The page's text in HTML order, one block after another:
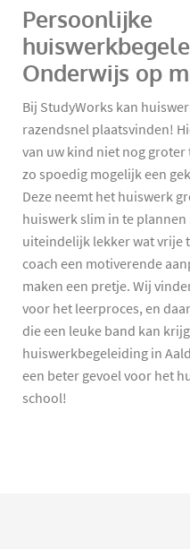
Persoonlijke
Onderwijs op
Bij StudyWorks kan
razendsnel plaatsvinden!
van uw kind niet nog
zo spoedig mogelijk een
Deze neemt het huiswerk
huiswerk slim in te
uiteindelijk lekker wat vrije
coach een motiverende
maken een pretje. Wij
voor het leerproces, en
die een leuke band kan
huiswerkbegeleiding in
een beter gevoel voor het
school!